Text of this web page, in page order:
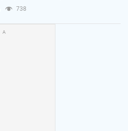
738